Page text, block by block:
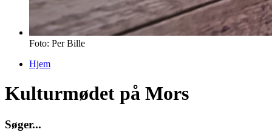
Foto: Per Bille
Hjem
Kulturmødet på Mors
Søger...